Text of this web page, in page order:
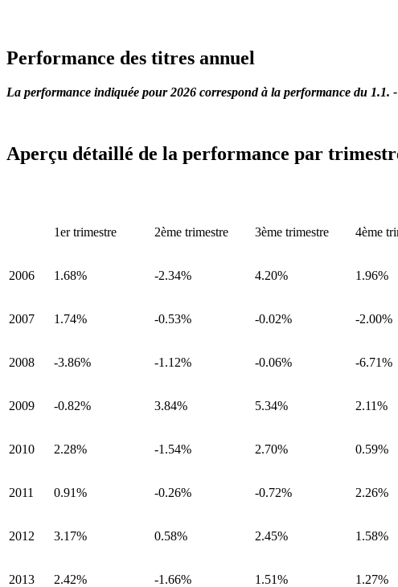
Performance des titres annuel
La performance indiquée pour 2026 correspond à la performance du 1.1.
Aperçu détaillé de la performance par
1er trimestre 2ème trimestre 3ème trimestre 4ème
2006 1.68% -2.34% 4.20% 1.96%
2007 1.74% -0.53% -0.02% -2.00%
2008 -3.86% -1.12% -0.06% -6.71%
2009 -0.82% 3.84% 5.34% 2.11%
2010 2.28% -1.54% 2.70% 0.59%
2011 0.91% -0.26% -0.72% 2.26%
2012 3.17% 0.58% 2.45% 1.58%
2013 2.42% -1.66% 1.51% 1.27%